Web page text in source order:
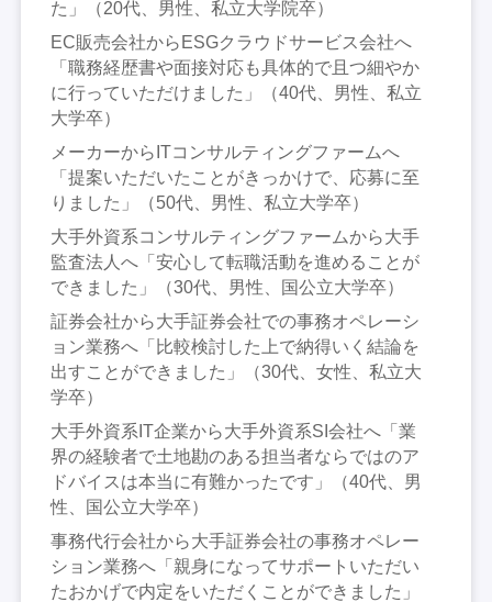
た」（20代、男性、私立大学院卒）
EC販売会社からESGクラウドサービス会社へ
「職務経歴書や面接対応も具体的で且つ細やか
に行っていただけました」（40代、男性、私立
大学卒）
メーカーからITコンサルティングファームへ
「提案いただいたことがきっかけで、応募に至
りました」（50代、男性、私立大学卒）
大手外資系コンサルティングファームから大手
監査法人へ「安心して転職活動を進めることが
できました」（30代、男性、国公立大学卒）
証券会社から大手証券会社での事務オペレーシ
ョン業務へ「比較検討した上で納得いく結論を
出すことができました」（30代、女性、私立大
学卒）
大手外資系IT企業から大手外資系SI会社へ「業
界の経験者で土地勘のある担当者ならではのア
ドバイスは本当に有難かったです」（40代、男
性、国公立大学卒）
事務代行会社から大手証券会社の事務オペレー
ション業務へ「親身になってサポートいただい
たおかげで内定をいただくことができました」